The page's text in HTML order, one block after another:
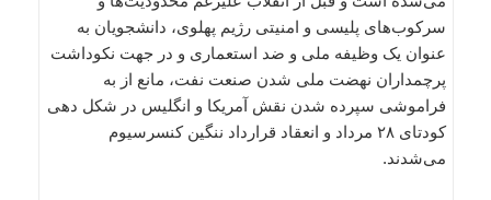
سرکوب‌های پلیسی و امنیتی رژیم پهلوی، دانشجویان به
عنوان یک وظیفه ملی و ضد استعماری و در جهت نکوداشت
پرچمداران نهضت ملی شدن صنعت نفت، مانع از به
فراموشی سپرده شدن نقش آمریکا و انگلیس در شکل دهی
کودتای ۲۸ مرداد و انعقاد قرارداد ننگین کنسرسیوم
می‌شدند.